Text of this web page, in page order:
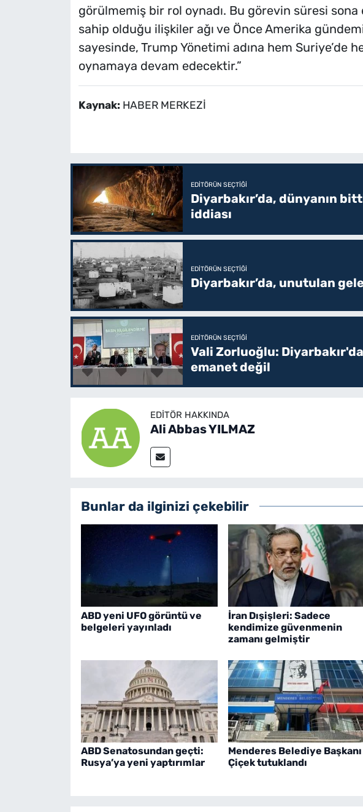
görülmemiş bir rol oynadı. Bu görevin süresi sona
sahip olduğu ilişkiler ağı ve Önce Amerika
sayesinde, Trump Yönetimi adına hem Suriye’de
oynamaya devam edecektir.”
Kaynak: HABER MERKEZİ
EDITÖRÜN SEÇTIĞI
Diyarbakır’da, dünyanın
iddiası
EDITÖRÜN SEÇTIĞI
Diyarbakır’da, unutulan
EDITÖRÜN SEÇTIĞI
Vali Zorluoğlu:
emanet değil
EDITÖR HAKKINDA
Ali Abbas YILMAZ
Bunlar da ilginizi çekebilir
ABD yeni UFO görüntü ve
belgeleri yayınladı
İran Dışişleri: Sadece
kendimize güvenmenin
zamanı gelmiştir
ABD Senatosundan geçti:
Rusya’ya yeni yaptırımlar
Menderes Belediye Başkanı
Çiçek tutuklandı